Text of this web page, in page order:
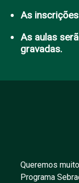
As
As aulas
gravadas.
Queremos
Programa